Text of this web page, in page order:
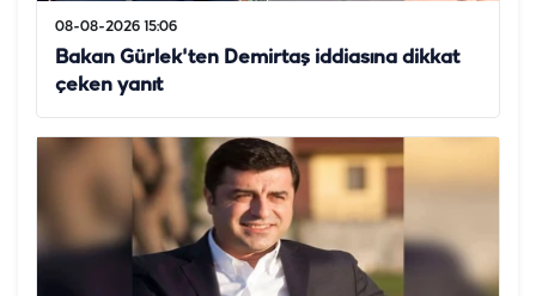
08-08-2026 15:06
Bakan Gürlek'ten Demirtaş iddiasına dikkat
çeken yanıt